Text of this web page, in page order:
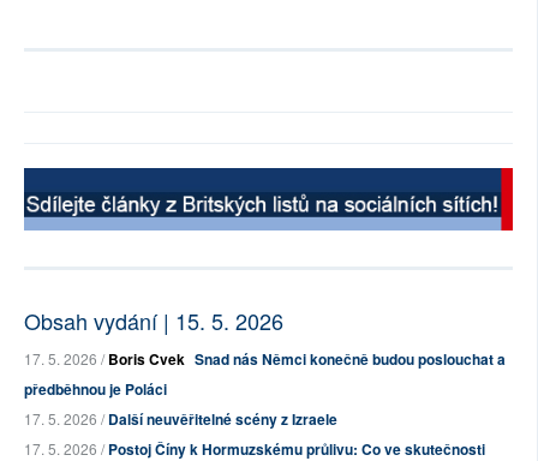
Obsah vydání | 15. 5. 2026
17. 5. 2026 /Boris Cvek Snad nás Němci konečně budou poslouchat a
předběhnou je Poláci
17. 5. 2026 /Další neuvěřitelné scény z Izraele
17. 5. 2026 /Postoj Číny k Hormuzskému průlivu: Co ve skutečnosti